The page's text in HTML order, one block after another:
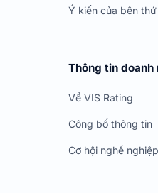
Ý kiến của bên
Thông tin doanh
Về VIS Rating
Công bố thông tin
Cơ hội nghề nghiệp